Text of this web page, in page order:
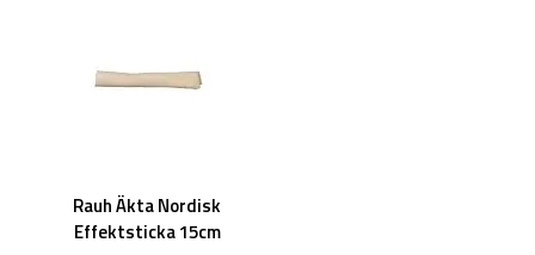
Rauh Äkta Nordisk
Effektsticka 15cm